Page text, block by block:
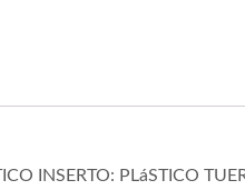
INSERTO: PLáSTICO